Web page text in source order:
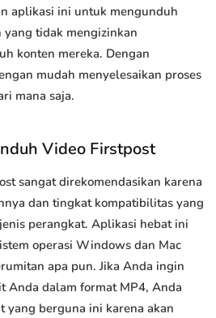
aplikasi ini untuk mengunduh
tidak mengizinkan
konten mereka. Dengan
mudah menyelesaikan proses
mana saja.
Video Firstpost
sangat direkomendasikan karena
dan tingkat kompatibilitas yang
perangkat. Aplikasi hebat ini
operasi Windows dan Mac
apa pun. Jika Anda ingin
Anda dalam format MP4, Anda
yang berguna ini karena akan